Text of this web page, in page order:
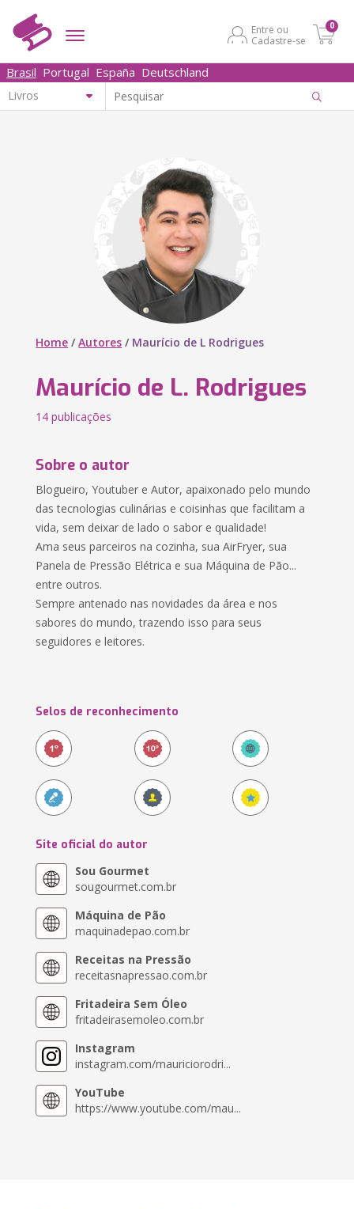
Entre ou
Cadastre-se
0
Brasil Portugal España Deutschland
Home /Autores / Maurício de L Rodrigues
Maurício de L. Rodrigues
14 publicações
Sobre o autor
Blogueiro, Youtuber e Autor, apaixonado pelo mundo
das tecnologias culinárias e coisinhas que facilitam a
vida, sem deixar de lado o sabor e qualidade!
Ama seus parceiros na cozinha, sua AirFryer, sua
Panela de Pressão Elétrica e sua Máquina de Pão...
entre outros.
Sempre antenado nas novidades da área e nos
sabores do mundo, trazendo isso para seus
seguidores e leitores.
Selos de reconhecimento
Site oficial do autor
Sou Gourmet
sougourmet.com.br
Máquina de Pão
maquinadepao.com.br
Receitas na Pressão
receitasnapressao.com.br
Fritadeira Sem Óleo
fritadeirasemoleo.com.br
Instagram
instagram.com/mauriciorodri...
YouTube
https://www.youtube.com/mau...